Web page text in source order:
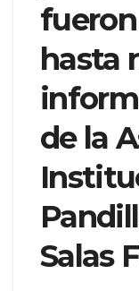
hasta
de la
Salas